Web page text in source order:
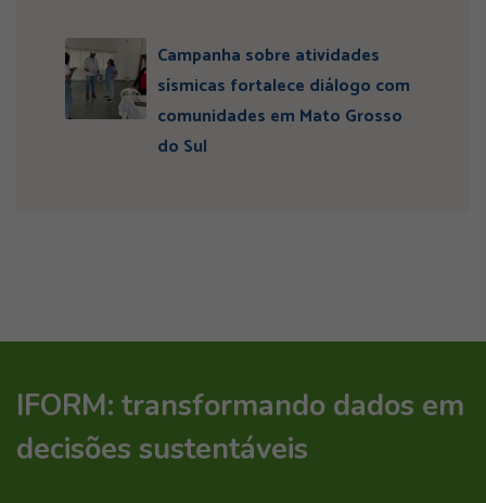
Campanha sobre atividades
sísmicas fortalece diálogo com
comunidades em Mato Grosso
do Sul
IFORM: transformando dados em
decisões sustentáveis